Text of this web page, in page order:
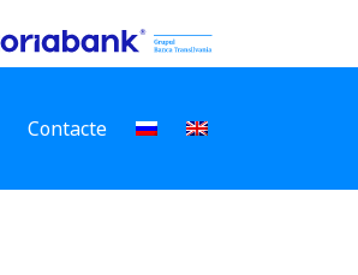
Contacte